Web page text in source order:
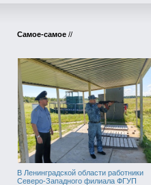
Самое-самое //
В Ленинградской области работники
Северо-Западного филиала ФГУП